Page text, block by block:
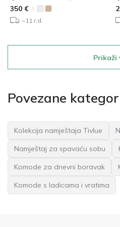
350 €
~11 r.d.
Prikaži
Povezane
Kolekcija namještaja Tivlue
Namještaj za spavaću sobu
Komode za dnevni boravak
Komode s ladicama i vratima